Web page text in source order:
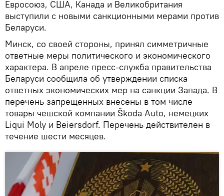
Евросоюз, США, Канада и Великобритания
выступили с новыми санкционными мерами против
Беларуси.
Минск, со своей стороны, принял симметричные
ответные меры политического и экономического
характера. В апреле пресс-служба правительства
Беларуси сообщила об утверждении списка
ответных экономических мер на санкции Запада. В
перечень запрещенных внесены в том числе
товары чешской компании Škoda Auto, немецких
Liqui Moly и Beiersdorf. Перечень действителен в
течение шести месяцев.